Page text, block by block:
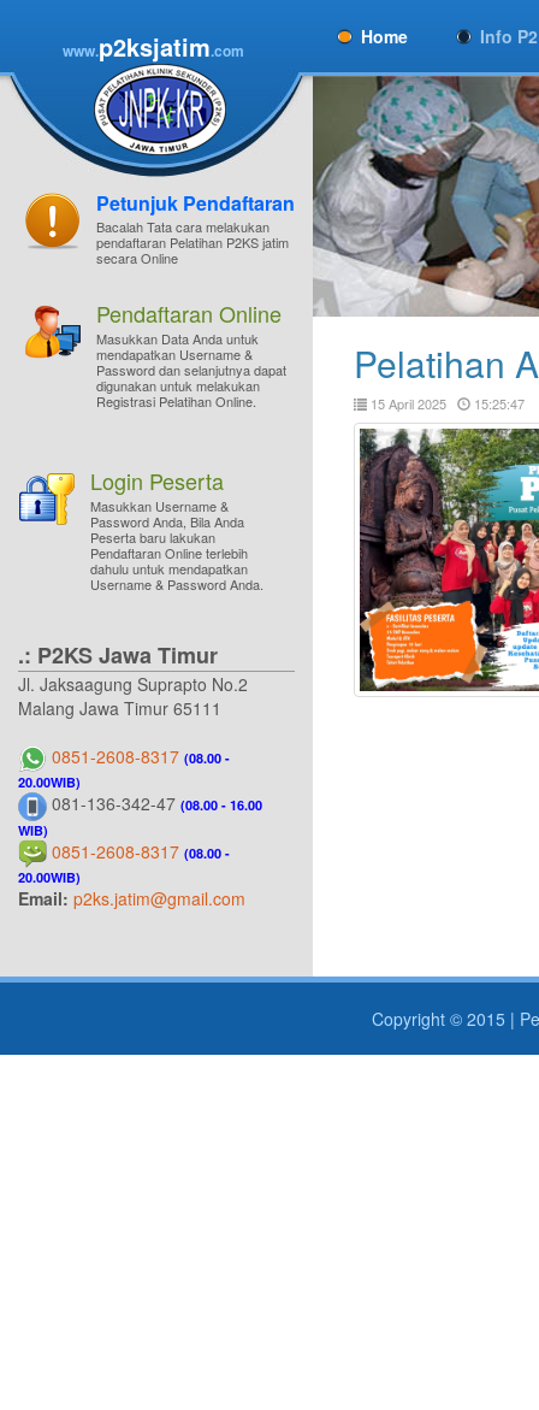
Home Info
www.p2ksjatim.com
Petunjuk Pendaftaran
Bacalah Tata cara melakukan
pendaftaran Pelatihan P2KS jatim
secara Online
Pendaftaran Online
Masukkan Data Anda untuk
mendapatkan Username &
Password dan selanjutnya dapat
digunakan untuk melakukan
Registrasi Pelatihan Online.
Login Peserta
Masukkan Username &
Password Anda, Bila Anda
Peserta baru lakukan
Pendaftaran Online terlebih
dahulu untuk mendapatkan
Username & Password Anda.
.: P2KS Jawa Timur
Jl. Jaksaagung Suprapto No.2
Malang Jawa Timur 65111
0851-2608-8317 (08.00 -
20.00WIB)
081-136-342-47 (08.00 - 16.00
WIB)
0851-2608-8317 (08.00 -
20.00WIB)
Email: p2ks.jatim@gmail.com
Pelatihan
15 April 2025 15:25:47
Copyright © 2015 |